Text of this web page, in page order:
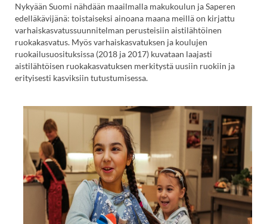
Nykyään Suomi nähdään maailmalla makukoulun ja Saperen
edelläkävijänä: toistaiseksi ainoana maana meillä on kirjattu
varhaiskasvatussuunnitelman perusteisiin aistilähtöinen
ruokakasvatus. Myös varhaiskasvatuksen ja koulujen
ruokailusuosituksissa (2018 ja 2017) kuvataan laajasti
aistilähtöisen ruokakasvatuksen merkitystä uusiin ruokiin ja
erityisesti kasviksiin tutustumisessa.